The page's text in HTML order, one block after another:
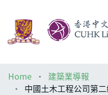
Help
Home
建築業導報
中國土木工程公司第